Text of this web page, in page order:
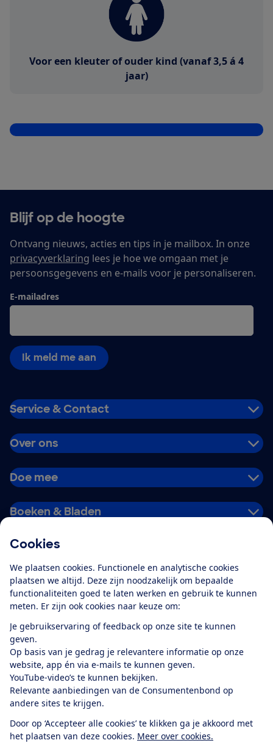
Cookies
We plaatsen cookies. Functionele en analytische cookies
plaatsen we altijd. Deze zijn noodzakelijk om bepaalde
functionaliteiten goed te laten werken en gebruik te kunnen
meten. Er zijn ook cookies naar keuze om:
Je gebruikservaring of feedback op onze site te kunnen
geven.
Op basis van je gedrag je relevantere informatie op onze
website, app én via e-mails te kunnen geven.
YouTube-video’s te kunnen bekijken.
Relevante aanbiedingen van de Consumentenbond op
andere sites te krijgen.
Door op ‘Accepteer alle cookies’ te klikken ga je akkoord met
het plaatsen van deze cookies. Meer over cookies.
Voor een kleuter of ouder kind (vanaf 3,5 á 4
jaar)
Blijf op de hoogte
Ontvang nieuws, acties en tips in je mailbox. In onze
privacyverklaring lees je hoe we omgaan met je
persoonsgegevens en e-mails voor je personaliseren.
E-mailadres
Ik meld me aan
Service & Contact
Over ons
Doe mee
Boeken & Bladen
Alles over de
app
Algemene Voorwaarden
Privacyverklaring
Cookiebeleid
Privacyvoorkeuren
Toegankelijkheid
RSS-feed nieuws
FacebookTwitterInstagram
YoutubeLinkedIn